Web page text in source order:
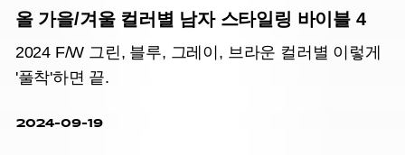
올 가을/겨울 컬러별 남자 스타일링 바이블 4
2024 F/W 그린, 블루, 그레이, 브라운 컬러별 이렇게
'풀착'하면 끝.
2024-09-19